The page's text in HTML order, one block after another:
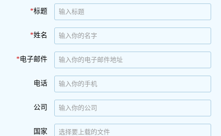
*标题
*姓名
*电子邮件
电话
公司
国家